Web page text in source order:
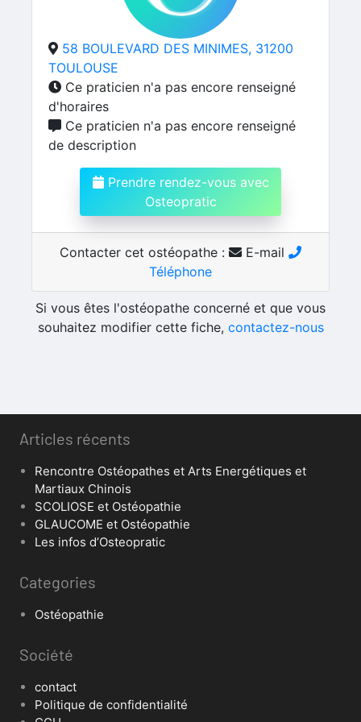
58 BOULEVARD DES MINIMES, 31200
TOULOUSE
Ce praticien n'a pas encore renseigné
d'horaires
Ce praticien n'a pas encore renseigné
de description
Prendre rendez-vous avec
Osteopratic
Contacter cet ostéopathe :
E-mail
Téléphone
Si vous êtes l'ostéopathe concerné et que vous
souhaitez modifier cette fiche, contactez-nous
Articles récents
Rencontre Ostéopathes et Arts Energétiques et
Martiaux Chinois
SCOLIOSE et Ostéopathie
GLAUCOME et Ostéopathie
Les infos d’Osteopratic
Categories
Ostéopathie
Société
contact
Politique de confidentialité